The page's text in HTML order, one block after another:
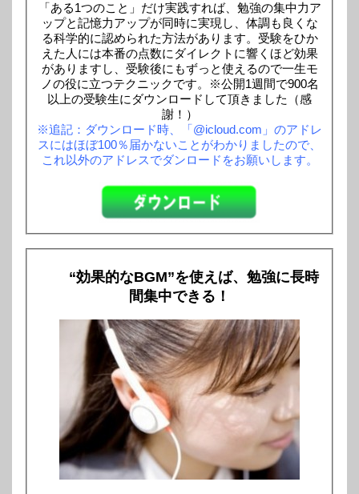
「ある1つのこと」だけ実践すれば、勉強の集中力ア
ップと記憶力アップが同時に実現し、体調も良くな
る科学的に認められた方法があります。受験をひか
えた人には本番の点数にダイレクトに響くほど効果
がありますし、受験後にもずっと使えるので一生モ
ノの役に立つテクニックです。※公開1週間で900名
以上の受験生にダウンロードして頂きました（感
謝！）
※追記：ダウンロード時、「@icloud.com」のアドレ
スにはほぼ100％届かないことがわかりましたので、
これ以外のアドレスでダンロードをお願いします。
“効果的なBGM”を使えば、勉強に長時
間集中できる！